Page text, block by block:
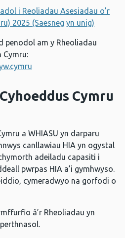
i Reoliadau Asesiadau o’r
2025 (Saesneg yn unig)
penodol am y Rheoliadau
Cymru:
Cymru
a WHIASU yn darparu
canllawiau HIA yn ogystal
adeiladu capasiti i
pwrpas HIA a’i gymhwyso.
cymeradwyo na gorfodi o
â’r Rheoliadau yn